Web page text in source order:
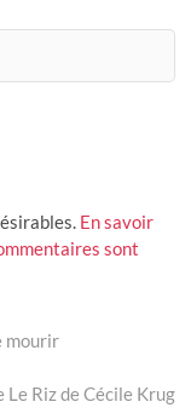
En savoir
sont
mourir
Le Riz de Cécile Krug